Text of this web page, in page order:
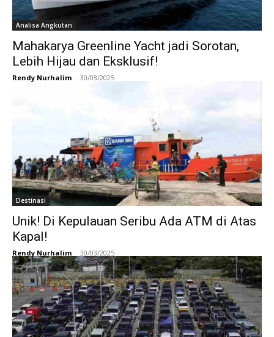
Analisa Angkutan
Mahakarya Greenline Yacht jadi Sorotan,
Lebih Hijau dan Eksklusif!
Rendy Nurhalim - 30/03/2025
Destinasi
Unik! Di Kepulauan Seribu Ada ATM di Atas
Kapal!
Rendy Nurhalim - 30/03/2025